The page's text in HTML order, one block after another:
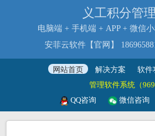
义工积分管
电脑端 + 手机端 + APP + 微信
安菲云软件【官网】
网站首页 解决方案 软件
管理软件系统（
QQ咨询
微信咨询